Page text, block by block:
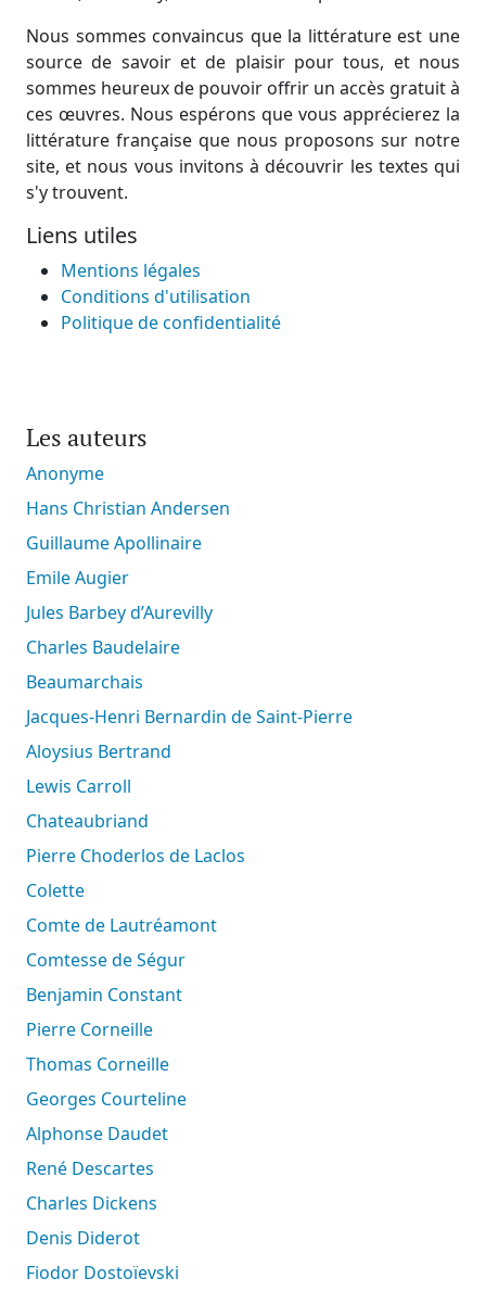
Nous sommes convaincus que la littérature est une
source de savoir et de plaisir pour tous, et nous
sommes heureux de pouvoir offrir un accès gratuit à
ces œuvres. Nous espérons que vous apprécierez la
littérature française que nous proposons sur notre
site, et nous vous invitons à découvrir les textes qui
s'y trouvent.
Liens utiles
Mentions légales
Conditions d'utilisation
Politique de confidentialité
Les auteurs
Anonyme
Hans Christian Andersen
Guillaume Apollinaire
Emile Augier
Jules Barbey d’Aurevilly
Charles Baudelaire
Beaumarchais
Jacques-Henri Bernardin de Saint-Pierre
Aloysius Bertrand
Lewis Carroll
Chateaubriand
Pierre Choderlos de Laclos
Colette
Comte de Lautréamont
Comtesse de Ségur
Benjamin Constant
Pierre Corneille
Thomas Corneille
Georges Courteline
Alphonse Daudet
René Descartes
Charles Dickens
Denis Diderot
Fiodor Dostoïevski